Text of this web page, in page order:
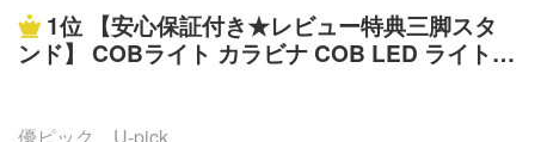
る。■充電残量がひと目でわかる「充電を忘れた」などの
トラブルを防ぐことができるように、電池残量表示付き、
背面の緑色のライトが、充電残量を5段階で表示するの
としても使えるモバイルバッテリーとしても使用でき、ス
頂く事で、よりご安心してご使用機器で作業灯をご利用頂
けます。 自動車・トラックを始め、農業機械、ダンプ・
1位
【安心保証付き★レビュー特典三脚スタ
ンド】 COBライト カラビナ COB LED ライト C
磁石付き キーホルダー 45g 800ルーメ キャンプ